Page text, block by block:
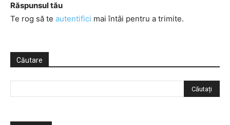
Răspunsul tău
Te rog să te autentifici mai întâi pentru a trimite.
Căutare